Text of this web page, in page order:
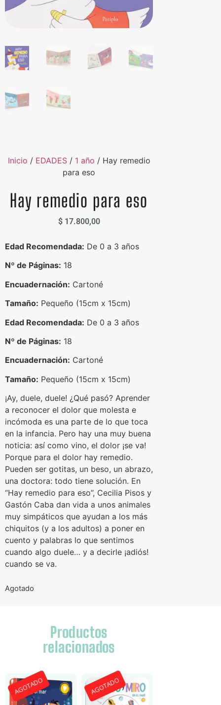
Inicio / EDADES/ 1 año / Hay remedio
para eso
Hay remedio para eso
$17.800,00
Edad Recomendada: De 0 a 3 años
Nº de Páginas: 18
Encuadernación: Cartoné
Tamaño: Pequeño (15cm x 15cm)
Edad Recomendada: De 0 a 3 años
Nº de Páginas: 18
Encuadernación: Cartoné
Tamaño: Pequeño (15cm x 15cm)
¡Ay, duele, duele! ¿Qué pasó? Aprender
a reconocer el dolor que molesta e
incómoda es una parte de lo que toca
en la infancia. Pero hay una muy buena
noticia: así como vino, el dolor ¡se va!
Porque para el dolor hay remedio.
Pueden ser gotitas, un beso, un abrazo,
una doctora: todo tiene solución. En
“Hay remedio para eso”, Cecilia Pisos y
Gastón Caba dan vida a unos animales
muy simpáticos que ayudan a los más
chiquitos (y a los adultos) a poner en
cuento y palabras lo que sentimos
cuando algo duele… y a decirle ¡adiós!
cuando se va.
Agotado
Productos
relacionados
AGOTADO AGOTADO